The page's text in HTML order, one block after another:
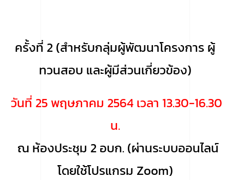
ครั้งที่ 2 (สำหรับกลุ่มผู้พัฒนาโครงการ ผู้
ทวนสอบ และผู้มีส่วนเกี่ยวข้อง)
วันที่ 25 พฤษภาคม 2564 เวลา 13.30-16.30
น.
ณ ห้องประชุม 2 อบก. (ผ่านระบบออนไลน์
โดยใช้โปรแกรม Zoom)